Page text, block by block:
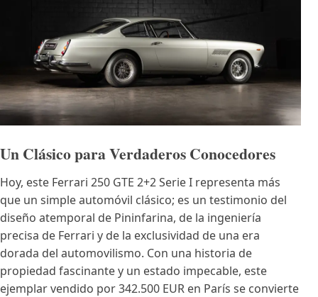
Un Clásico para Verdaderos Conocedores
Hoy, este Ferrari 250 GTE 2+2 Serie I representa más
que un simple automóvil clásico; es un testimonio del
diseño atemporal de Pininfarina, de la ingeniería
precisa de Ferrari y de la exclusividad de una era
dorada del automovilismo. Con una historia de
propiedad fascinante y un estado impecable, este
ejemplar vendido por 342.500 EUR en París se convierte